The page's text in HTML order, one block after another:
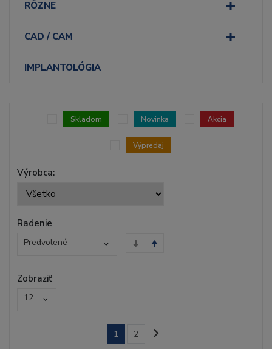
RÔZNE
CAD / CAM
IMPLANTOLÓGIA
Výrobca:
Skladom Novinka Akcia
Výpredaj
Radenie
Predvolené
Zobraziť
12
1 2